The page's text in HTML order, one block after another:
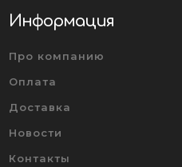
Информация
Про компанию
Оплата
Доставка
Новости
Контакты